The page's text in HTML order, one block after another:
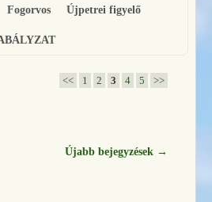
Fogorvos Újpetrei figyelő
<< 1 2 3 4 5 >>
Újabb bejegyzések →